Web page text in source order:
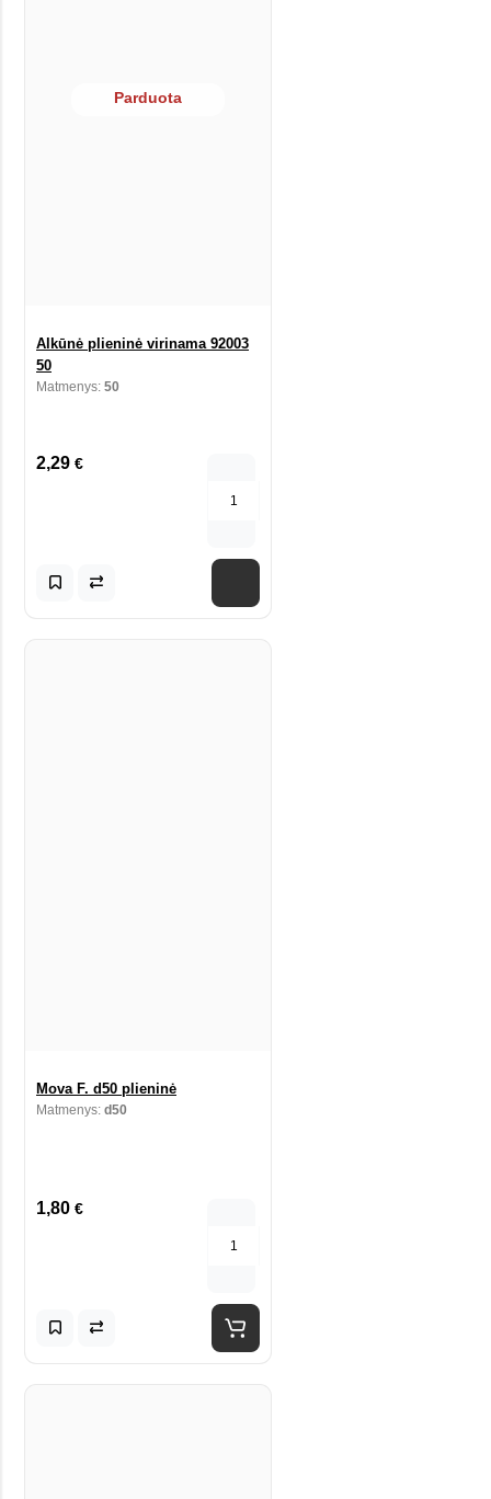
Parduota
Alkūnė plieninė virinama 92003
50
Matmenys: 50
2,29 €
Mova F. d50 plieninė
Matmenys: d50
1,80 €